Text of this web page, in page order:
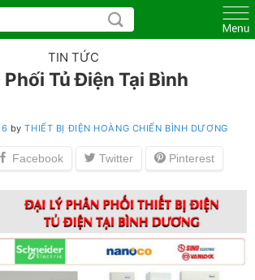
TIN TỨC
Tủ Điện Tại Bình
byTHIẾT BỊ ĐIỆN HOÀNG CHIẾN BÌNH DƯƠNG